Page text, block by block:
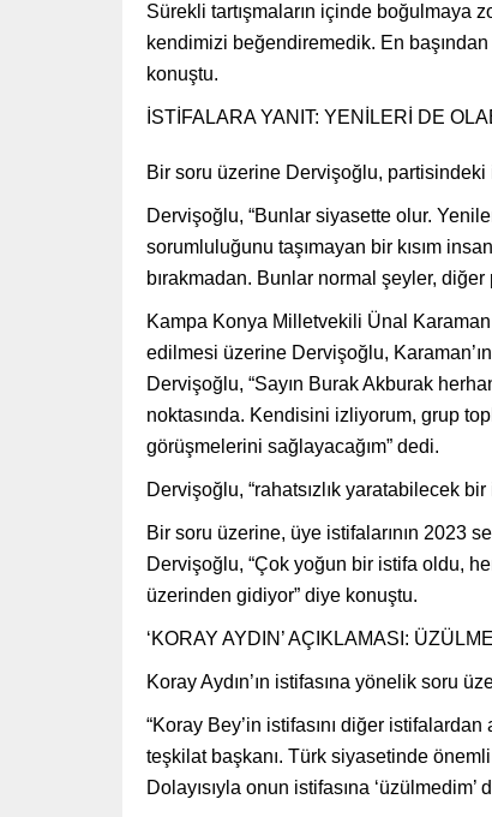
Sürekli tartışmaların içinde boğulmaya
kendimizi beğendiremedik. En
konuştu.
İSTİFALARA YANIT: YENİLERİ DE
Bir soru üzerine Dervişoğlu,
Dervişoğlu, “Bunlar siyasette olur.
sorumluluğunu taşımayan bir kısım
bırakmadan. Bunlar normal şeyler,
Kampa Konya Milletvekili Ünal Karaman
edilmesi üzerine Dervişoğlu,
Dervişoğlu, “Sayın Burak Akburak
noktasında. Kendisini izliyorum, grup
görüşmelerini sağlayacağım” dedi.
Dervişoğlu, “rahatsızlık yaratabilecek bir
Bir soru üzerine, üye istifalarının 2023
Dervişoğlu, “Çok yoğun bir istifa oldu,
üzerinden gidiyor” diye konuştu.
‘KORAY AYDIN’ AÇIKLAMASI:
Koray Aydın’ın istifasına yönelik soru
“Koray Bey’in istifasını diğer
teşkilat başkanı. Türk siyasetinde
Dolayısıyla onun istifasına ‘üzülmedim’